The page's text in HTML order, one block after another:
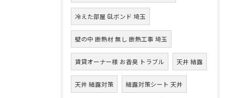
冷えた部屋 GLボンド 埼玉
壁の中 断熱材 無し 断熱工事 埼玉
賃貸オーナー様 お香臭 トラブル 天井 結露
天井 結露対策 結露対策シート 天井